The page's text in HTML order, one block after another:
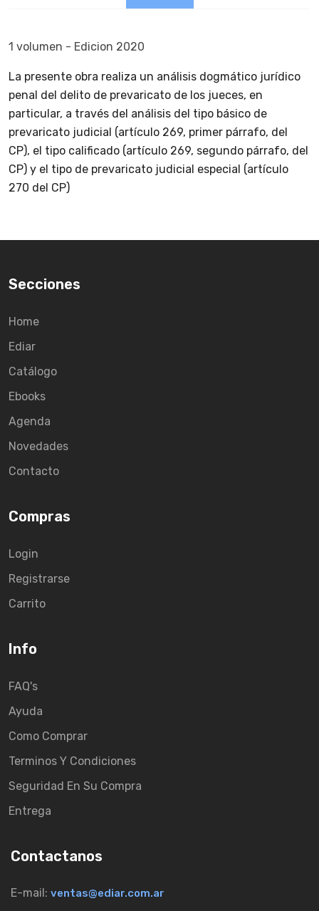
1 volumen - Edicion 2020
La presente obra realiza un análisis dogmático jurídico
penal del delito de prevaricato de los jueces, en
particular, a través del análisis del tipo básico de
prevaricato judicial (artículo 269, primer párrafo, del
CP), el tipo calificado (artículo 269, segundo párrafo, del
CP) y el tipo de prevaricato judicial especial (artículo
270 del CP)
Secciones
Home
Ediar
Catálogo
Ebooks
Agenda
Novedades
Contacto
Compras
Login
Registrarse
Carrito
Info
FAQ's
Ayuda
Como Comprar
Terminos Y Condiciones
Seguridad En Su Compra
Entrega
Contactanos
E-mail: ventas@ediar.com.ar